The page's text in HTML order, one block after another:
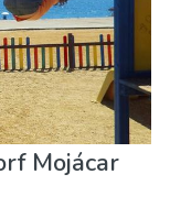
Mojácar